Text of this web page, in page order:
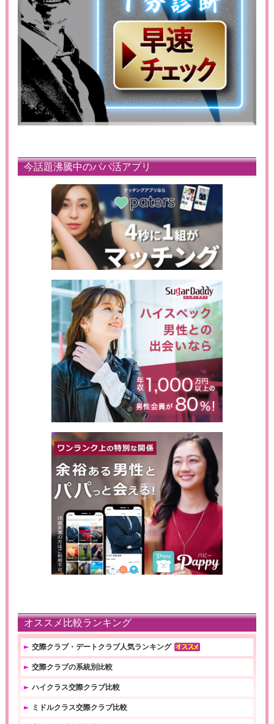
今話題沸騰中のパパ活アプリ
オススメ比較ランキング
交際クラブ・デートクラブ人気ランキング
交際クラブの系統別比較
ハイクラス交際クラブ比較
ミドルクラス交際クラブ比較